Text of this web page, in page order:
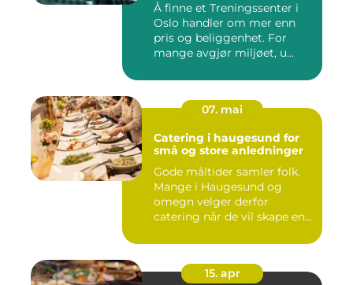
Å finne et Treningssenter i
Oslo handler om mer enn
pris og beliggenhet. For
mange avgjør miljøet, u...
07. mai
Catering i haugesund for
små og store anledninger
Gode måltider samler folk.
Mange i Haugesund og
omegn velger derfor
catering når de vil skape en
15. apr